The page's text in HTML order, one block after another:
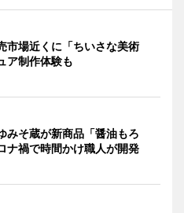
市場近くに「ちいさな美術
制作体験も
みそ蔵が新商品「醤油もろ
禍で時間かけ職人が開発